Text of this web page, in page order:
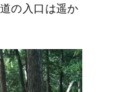
の入口は遥か